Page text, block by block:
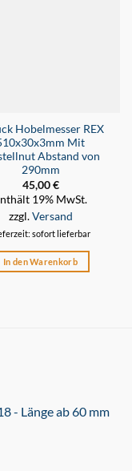
Hobelmesser REX
Mit
Abstand von
290mm
45,00€
19% MwSt.
zzgl.Versand
sofort lieferbar
In den Warenkorb
- Länge ab 60 mm